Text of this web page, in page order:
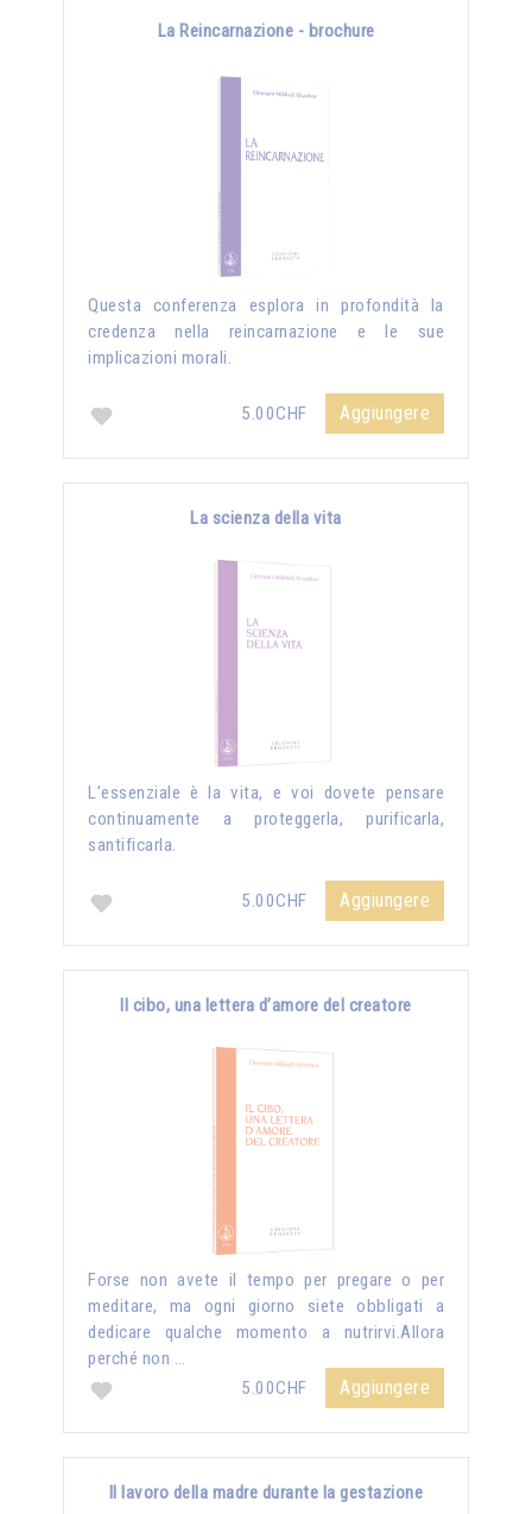
La Reincarnazione - brochure
Questa conferenza esplora in profondità la
credenza nella reincarnazione e le sue
implicazioni morali.
5.00CHF Aggiungere
La scienza della vita
L’essenziale è la vita, e voi dovete pensare
continuamente a proteggerla, purificarla,
santificarla.
5.00CHF Aggiungere
Il cibo, una lettera d’amore del creatore
Forse non avete il tempo per pregare o per
meditare, ma ogni giorno siete obbligati a
dedicare qualche momento a nutrirvi.Allora
perché non …
5.00CHF
Aggiungere
Il lavoro della madre durante la gestazione